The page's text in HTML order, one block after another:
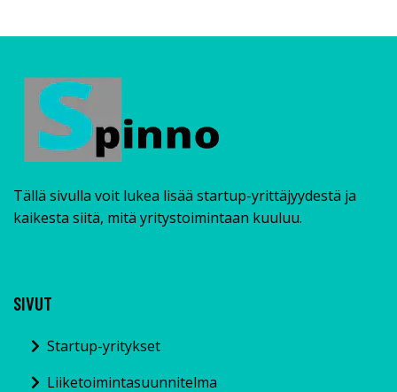
Tällä sivulla voit lukea lisää startup-yrittäjyydestä ja
kaikesta siitä, mitä yritystoimintaan kuuluu.
SIVUT
Startup-yritykset
Liiketoimintasuunnitelma